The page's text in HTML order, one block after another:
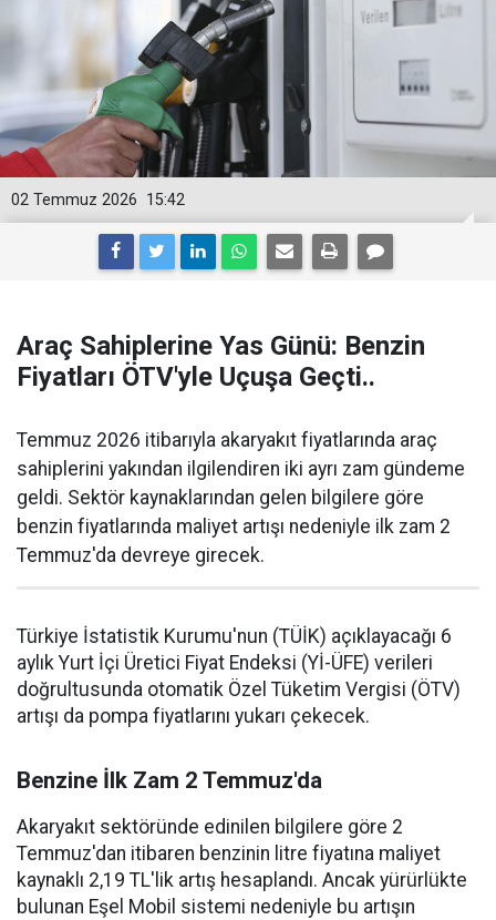
15:42
02 Temmuz 2026
Araç Sahiplerine Yas Günü: Benzin
Fiyatları ÖTV'yle Uçuşa Geçti..
Temmuz 2026 itibarıyla akaryakıt fiyatlarında araç
sahiplerini yakından ilgilendiren iki ayrı zam gündeme
geldi. Sektör kaynaklarından gelen bilgilere göre
benzin fiyatlarında maliyet artışı nedeniyle ilk zam 2
Temmuz'da devreye girecek.
Türkiye İstatistik Kurumu'nun (TÜİK) açıklayacağı 6
aylık Yurt İçi Üretici Fiyat Endeksi (Yİ-ÜFE) verileri
doğrultusunda otomatik Özel Tüketim Vergisi (ÖTV)
artışı da pompa fiyatlarını yukarı çekecek.
Benzine İlk Zam 2 Temmuz'da
Akaryakıt sektöründe edinilen bilgilere göre 2
Temmuz'dan itibaren benzinin litre fiyatına maliyet
kaynaklı 2,19 TL'lik artış hesaplandı. Ancak yürürlükte
bulunan Eşel Mobil sistemi nedeniyle bu artışın